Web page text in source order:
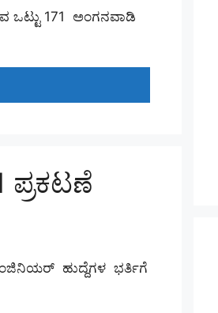
ಒಟ್ಟು 171 ಅಂಗನವಾಡಿ
ಪ್ರಕಟಣೆ
ಹುದ್ದೆಗಳ ಭರ್ತಿಗೆ